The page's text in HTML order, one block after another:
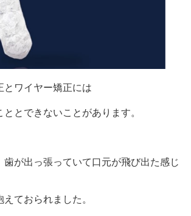
とワイヤー矯正には
とできないことがあります。
歯が出っ張っていて口元が飛び出た感じ
ておられました。